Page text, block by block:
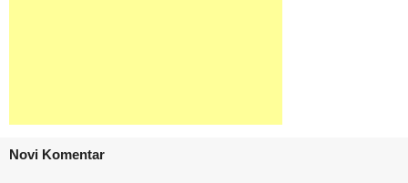
Novi Komentar